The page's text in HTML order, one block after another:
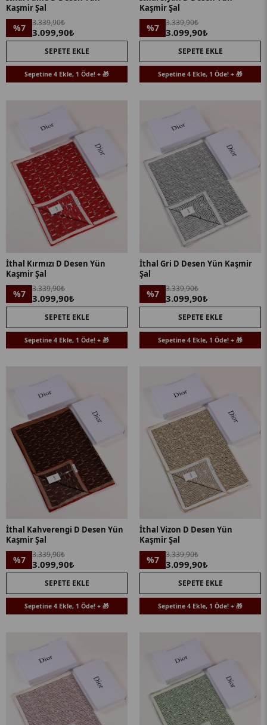
Kaşmir Şal
%7 3.339,90₺
3.099,90₺
SEPETE EKLE
Sepetine 4 Ekle, 1 Öde! + 🎁
Kaşmir Şal
%7 3.339,90₺
3.099,90₺
SEPETE EKLE
Sepetine 4 Ekle, 1 Öde! + 🎁
İthal Kırmızı D Desen Yün
Kaşmir Şal
%7 3.339,90₺
3.099,90₺
SEPETE EKLE
Sepetine 4 Ekle, 1 Öde! + 🎁
İthal Gri D Desen Yün Kaşmir
Şal
%7 3.339,90₺
3.099,90₺
SEPETE EKLE
Sepetine 4 Ekle, 1 Öde! + 🎁
İthal Kahverengi D Desen Yün
Kaşmir Şal
%7 3.339,90₺
3.099,90₺
SEPETE EKLE
Sepetine 4 Ekle, 1 Öde! + 🎁
İthal Vizon D Desen Yün
Kaşmir Şal
%7 3.339,90₺
3.099,90₺
SEPETE EKLE
Sepetine 4 Ekle, 1 Öde! + 🎁